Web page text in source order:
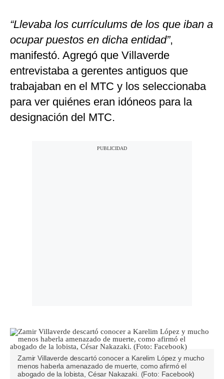
“Llevaba los currículums de los que iban a
ocupar puestos en dicha entidad”,
manifestó. Agregó que Villaverde
entrevistaba a gerentes antiguos que
trabajaban en el MTC y los seleccionaba
para ver quiénes eran idóneos para la
designación del MTC.
Zamir Villaverde descartó conocer a Karelim López y mucho
menos haberla amenazado de muerte, como afirmó el
abogado de la lobista, César Nakazaki. (Foto: Facebook)